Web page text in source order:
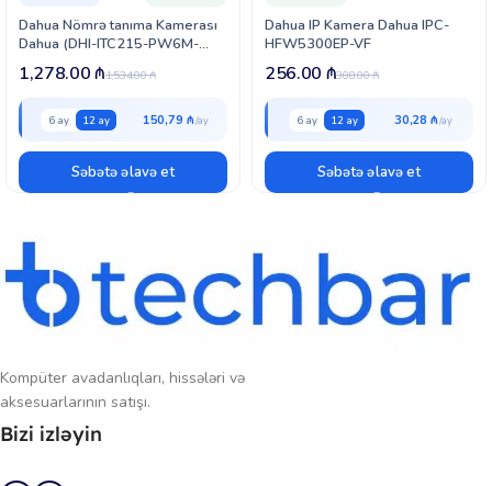
kameranı su və toza qarşı davamlı edir, bu da onu sərt hava şəraitində
etibarlı edir. Metal və plastik kombinasiyalı korpus, bu kameranı həm
açıq, həm də daxili mühitlərdə etibarlı və davamlı bir təhlükəsizlik həlli
edir.
Dahua Nömrə tanıma Kamerası
Dahua (DHI-ITC215-PW6M-
IRLZF-O)
1,534.00₼
1,278.00₼
6 ay 12 ay 150,79 ₼
Səbətə əlavə et
Dahua IP Kamera Dahua IPC-
HFW5300EP-VF
308.00₼
256.00 ₼
6 ay 12 ay 30,28 ₼
Səbətə əlavə et
Kompüter avadanlıqları, hissələri və
aksesuarlarının satışı.
Bizi izləyin